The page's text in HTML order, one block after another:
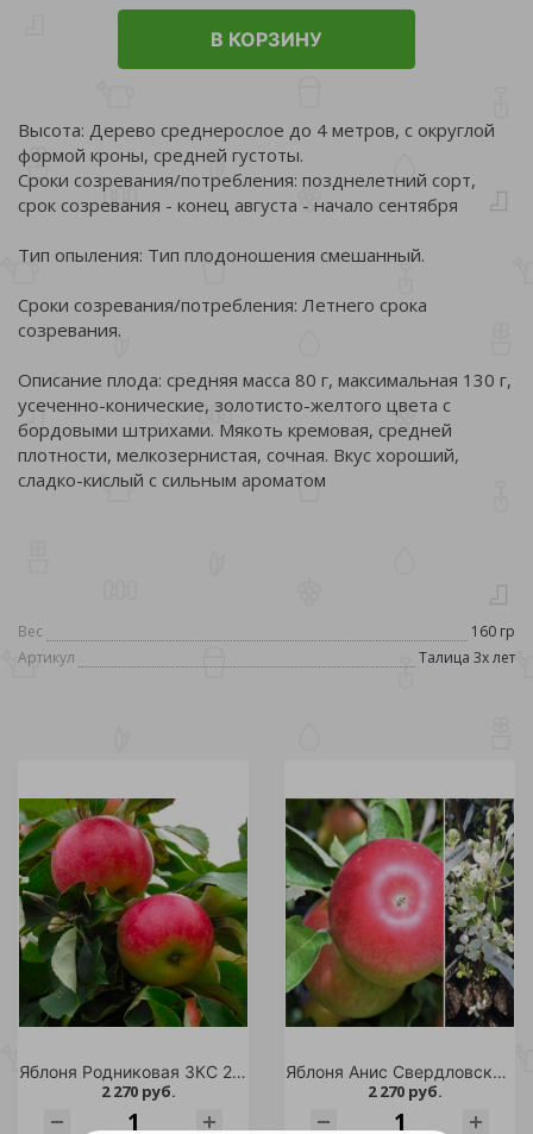
В КОРЗИНУ
Высота: Дерево среднерослое до 4 метров, с округлой
формой кроны, средней густоты.
Сроки созревания/потребления: позднелетний сорт,
срок созревания - конец августа - начало сентября
Тип опыления: Тип плодоношения смешанный.
Сроки созревания/потребления: Летнего срока
созревания.
Описание плода: средняя масса 80 г, максимальная 130 г,
усеченно-конические, золотисто-желтого цвета с
бордовыми штрихами. Мякоть кремовая, средней
плотности, мелкозернистая, сочная. Вкус хороший,
сладко-кислый с сильным ароматом
Вес
160 гр
Артикул
Талица 3х лет
Яблоня Родниковая ЗКС 2-3л (саженец 3х летний) 1шт
2 270 руб.
Яблоня Анис Свердловский ЗКС С5-7 (саженец 4х летний)
2 270 руб.